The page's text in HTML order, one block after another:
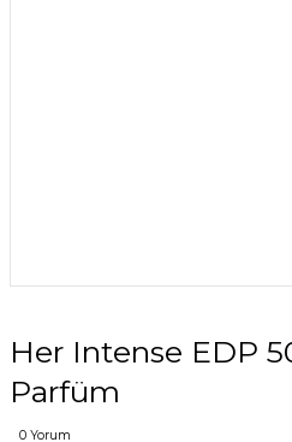
Her Intense EDP
Parfüm
0 Yorum